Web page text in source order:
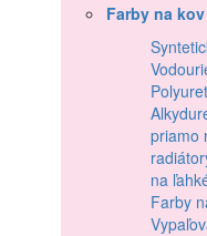
Farby na
priamo
na
Farby